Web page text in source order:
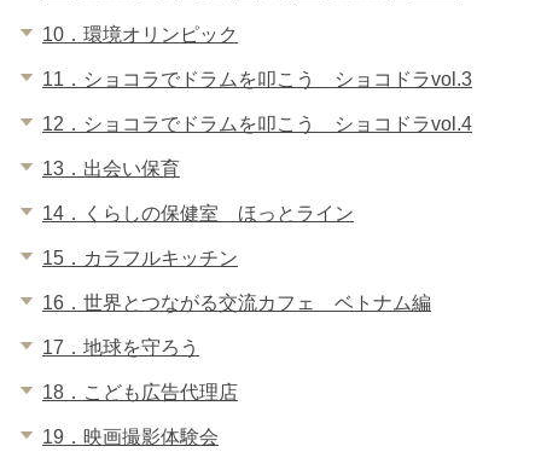
10．環境オリンピック
11．ショコラでドラムを叩こう ショコドラvol.3
12．ショコラでドラムを叩こう ショコドラvol.4
13．出会い保育
14．くらしの保健室 ほっとライン
15．カラフルキッチン
16．世界とつながる交流カフェ ベトナム編
17．地球を守ろう
18．こども広告代理店
19．映画撮影体験会